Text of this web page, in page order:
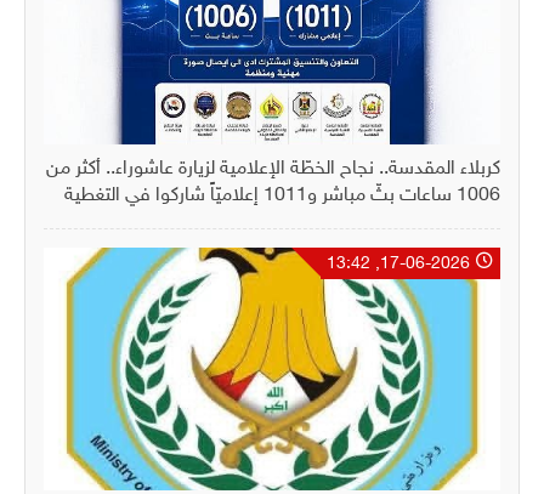
كربلاء المقدسة.. نجاح الخطّة الإعلامية لزيارة عاشوراء.. أكثر من
1006 ساعات بثّ مباشر و1011 إعلاميّاً شاركوا في التغطية